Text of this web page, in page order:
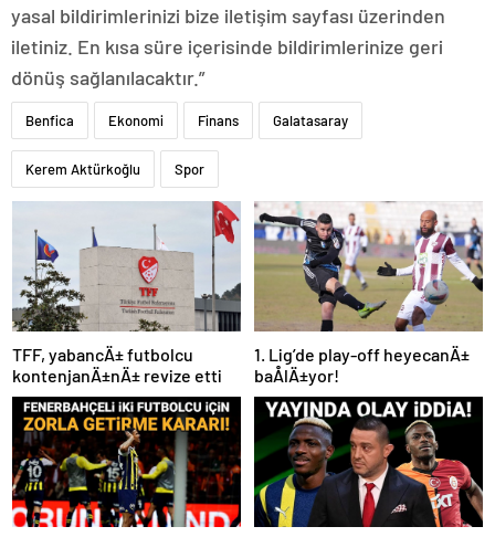
yasal bildirimlerinizi bize iletişim sayfası üzerinden
iletiniz. En kısa süre içerisinde bildirimlerinize geri
dönüş sağlanılacaktır.”
Benfica Ekonomi Finans Galatasaray
Kerem Aktürkoğlu Spor
TFF, yabancÄ± futbolcu
kontenjanÄ±nÄ± revize etti
1. Lig’de play-off heyecanÄ±
baÅlÄ±yor!